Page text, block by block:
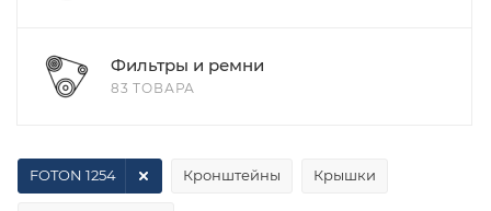
Фильтры и ремни
83 ТОВАРА
Кронштейны Крышки
FOTON 1254